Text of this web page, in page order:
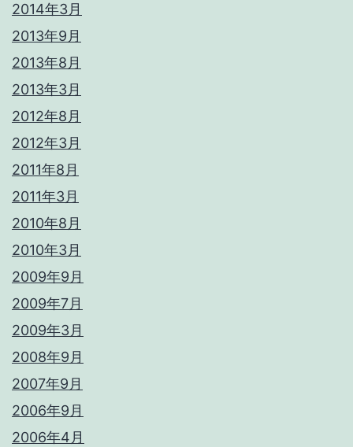
2014年3月
2013年9月
2013年8月
2013年3月
2012年8月
2012年3月
2011年8月
2011年3月
2010年8月
2010年3月
2009年9月
2009年7月
2009年3月
2008年9月
2007年9月
2006年9月
2006年4月